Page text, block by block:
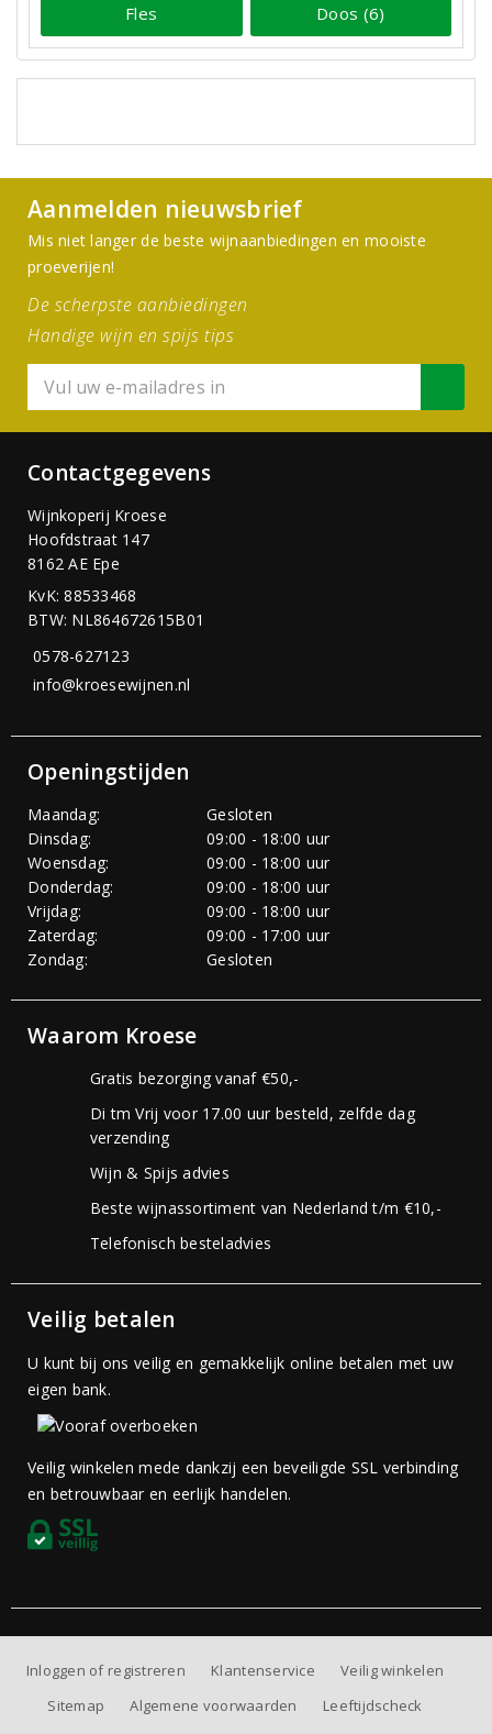
Fles Doos (6)
Aanmelden nieuwsbrief
Mis niet langer de beste wijnaanbiedingen en mooiste
proeverijen!
De scherpste aanbiedingen
Handige wijn en spijs tips
Contactgegevens
Wijnkoperij Kroese
Hoofdstraat 147
8162 AE Epe
KvK: 88533468
BTW: NL864672615B01
0578-627123
info@kroesewijnen.nl
Openingstijden
Maandag:
Gesloten
Dinsdag:
09:00 - 18:00 uur
Woensdag:
09:00 - 18:00 uur
Donderdag:
09:00 - 18:00 uur
Vrijdag:
09:00 - 18:00 uur
Zaterdag:
09:00 - 17:00 uur
Zondag:
Gesloten
Waarom Kroese
Gratis bezorging vanaf €50,-
Di tm Vrij voor 17.00 uur besteld, zelfde dag
verzending
Wijn & Spijs advies
Beste wijnassortiment van Nederland t/m €10,-
Telefonisch besteladvies
Veilig betalen
U kunt bij ons veilig en gemakkelijk online betalen met uw
eigen bank.
Veilig winkelen mede dankzij een beveiligde SSL verbinding
en betrouwbaar en eerlijk handelen.
Inloggen of registreren Klantenservice
Veilig winkelen
Sitemap
Algemene voorwaarden
Leeftijdscheck